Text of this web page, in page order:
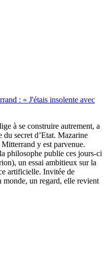
: « J'étais insolente avec
à se construire autrement, a
secret d’Etat. Mazarine
y est parvenue.
philosophe publie ces jours-ci
un essai ambitieux sur la
artificielle. Invitée de
monde, un regard, elle revient